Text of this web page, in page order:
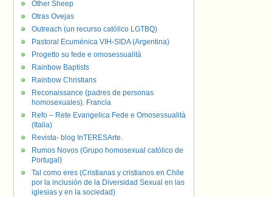
Other Sheep
Otras Ovejas
Outreach (un recurso católico LGTBQ)
Pastoral Ecuménica VIH-SIDA (Argentina)
Progetto su fede e omosessualità
Rainbow Baptists
Rainbow Christians
Reconaissance (padres de personas
homosexuales). Francia
Refo – Rete Evangelica Fede e Omosessualità
(Italia)
Revista- blog InTERESArte.
Rumos Novos (Grupo homosexual católico de
Portugal)
Tal como eres (Cristianas y cristianos en Chile
por la inclusión de la Diversidad Sexual en las
iglesias y en la sociedad)